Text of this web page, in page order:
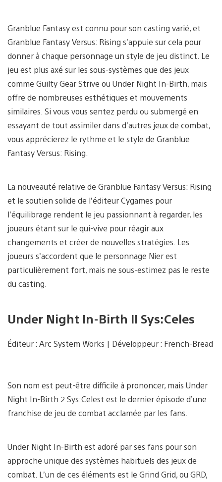
Granblue Fantasy est connu pour son casting varié, et
Granblue Fantasy Versus: Rising s’appuie sur cela pour
donner à chaque personnage un style de jeu distinct. Le
jeu est plus axé sur les sous-systèmes que des jeux
comme Guilty Gear Strive ou Under Night In-Birth, mais
offre de nombreuses esthétiques et mouvements
similaires. Si vous vous sentez perdu ou submergé en
essayant de tout assimiler dans d’autres jeux de combat,
vous apprécierez le rythme et le style de Granblue
Fantasy Versus: Rising.
La nouveauté relative de Granblue Fantasy Versus: Rising
et le soutien solide de l’éditeur Cygames pour
l’équilibrage rendent le jeu passionnant à regarder, les
joueurs étant sur le qui-vive pour réagir aux
changements et créer de nouvelles stratégies. Les
joueurs s’accordent que le personnage Nier est
particulièrement fort, mais ne sous-estimez pas le reste
du casting.
Under Night In-Birth II Sys:Celes
Éditeur : Arc System Works | Développeur : French-Bread
Son nom est peut-être difficile à prononcer, mais Under
Night In-Birth 2 Sys:Celest est le dernier épisode d’une
franchise de jeu de combat acclamée par les fans.
Under Night In-Birth est adoré par ses fans pour son
approche unique des systèmes habituels des jeux de
combat. L’un de ces éléments est le Grind Grid, ou GRD,